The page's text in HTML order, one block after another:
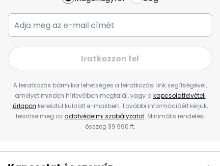
Iratkozzon fel
A leiratkozás bármikor lehetséges a leiratkozási link segítségével,
amelyet minden hírlevélben megtalál, vagy a kapcsolatfelvételi
űrlapon keresztül küldött e-mailben. További információért kérjük,
tekintse meg azadatvédelmi szabályzatot. Minimális rendelési
összeg 39 990 ft.